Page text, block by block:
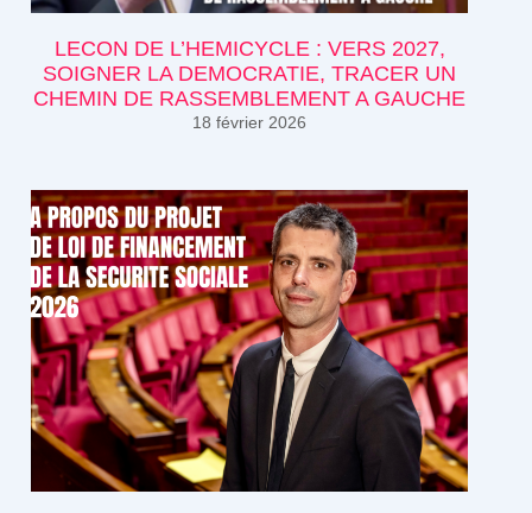
LECON DE L’HEMICYCLE : VERS 2027,
SOIGNER LA DEMOCRATIE, TRACER UN
CHEMIN DE RASSEMBLEMENT A GAUCHE
18 février 2026